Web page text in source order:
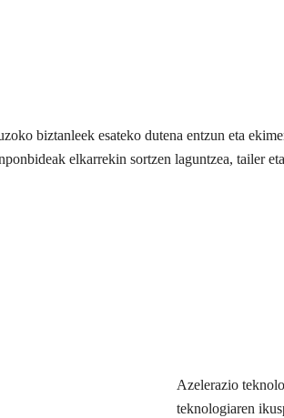
biztanleek esateko dutena entzun eta
elkarrekin sortzen laguntzea, tailer eta
Azelerazio
teknologiaren